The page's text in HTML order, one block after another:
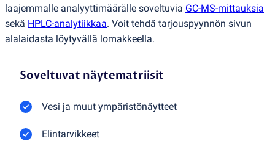
laajemmalle analyyttimäärälle soveltuvia GC-MS-mittauksia
sekä HPLC-analytiikkaa. Voit tehdä tarjouspyynnön sivun
alalaidasta löytyvällä lomakkeella.
Soveltuvat näytematriisit
Vesi ja muut ympäristönäytteet
Elintarvikkeet